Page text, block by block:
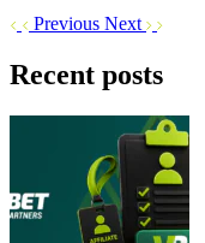
Previous Next
Recent posts